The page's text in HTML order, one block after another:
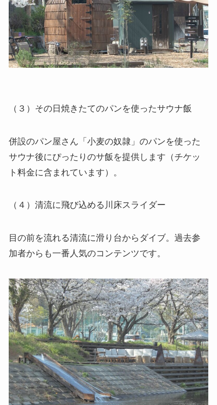
（３）その日焼きたてのパンを使ったサウナ飯
併設のパン屋さん「小麦の奴隷」のパンを使った
サウナ後にぴったりのサ飯を提供します（チケッ
ト料金に含まれています）。
（４）清流に飛び込める川床スライダー
目の前を流れる清流に滑り台からダイブ。過去参
加者からも一番人気のコンテンツです。